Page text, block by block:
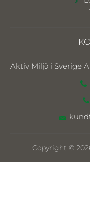
Aktiv Miljö i Sverige
Copyright ©